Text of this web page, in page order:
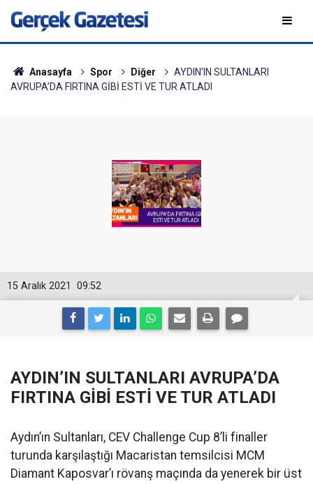
Anasayfa Spor Diğer
AYDIN’IN SULTANLARI
AVRUPA’DA FIRTINA GİBİ ESTİ VE TUR ATLADI
09:52
15 Aralık 2021
AYDIN’IN SULTANLARI AVRUPA’DA
FIRTINA GİBİ ESTİ VE TUR ATLADI
Aydın’ın Sultanları, CEV Challenge Cup 8’li finaller
turunda karşılaştığı Macaristan temsilcisi MCM
Diamant Kaposvar’ı rövanş maçında da yenerek bir üst